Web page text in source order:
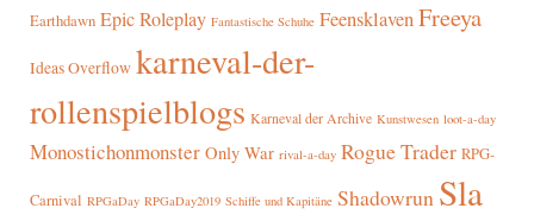
Earthdawn Epic Roleplay Fantastische Schuhe FeensklavenFreeya
Ideas Overflow karneval-der-
rollenspielblogs Karneval der Archive Kunstwesen loot-a-day
Monostichonmonster Only War rival-a-day Rogue Trader RPG-
Carnival RPGaDay RPGaDay2019 Schiffe und Kapitäne Shadowrun Sla